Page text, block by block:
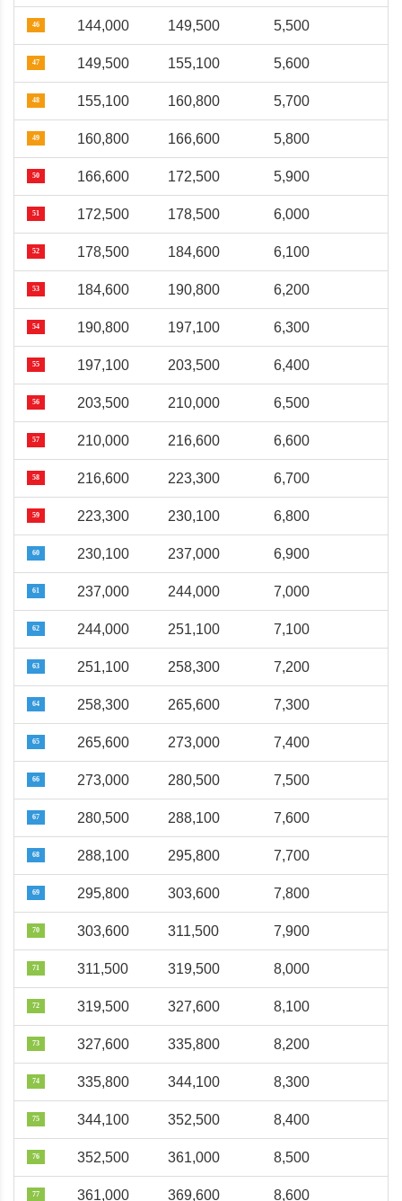
46 144,000 149,500 5,500
47 149,500 155,100 5,600
48 155,100 160,800 5,700
49 160,800 166,600 5,800
50 166,600 172,500 5,900
51 172,500 178,500 6,000
52 178,500 184,600 6,100
53 184,600 190,800 6,200
54 190,800 197,100 6,300
55 197,100 203,500 6,400
56 203,500 210,000 6,500
57 210,000 216,600 6,600
58 216,600 223,300 6,700
59 223,300 230,100 6,800
60 230,100 237,000 6,900
61 237,000 244,000 7,000
62 244,000 251,100 7,100
63 251,100 258,300 7,200
64 258,300 265,600 7,300
65 265,600 273,000 7,400
66 273,000 280,500 7,500
67 280,500 288,100 7,600
68 288,100 295,800 7,700
69 295,800 303,600 7,800
70 303,600 311,500 7,900
71 311,500 319,500 8,000
72 319,500 327,600 8,100
73 327,600 335,800 8,200
74 335,800 344,100 8,300
75 344,100 352,500 8,400
76 352,500 361,000 8,500
77 361,000 369,600 8,600